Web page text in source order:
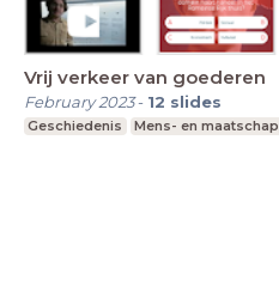
Vrij verkeer van goederen
February 2023- 12 slides
Geschiedenis Mens- en